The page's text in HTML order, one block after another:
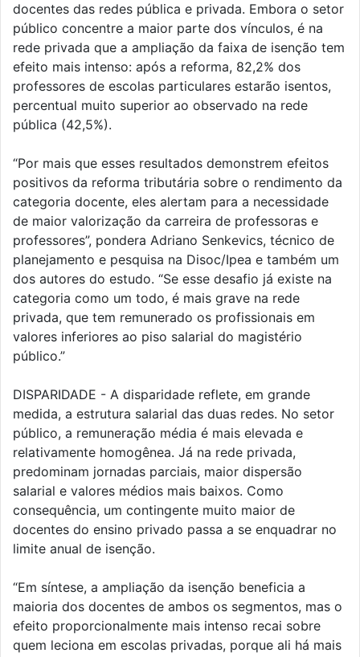
docentes das redes pública e privada. Embora o setor
público concentre a maior parte dos vínculos, é na
rede privada que a ampliação da faixa de isenção tem
efeito mais intenso: após a reforma, 82,2% dos
professores de escolas particulares estarão isentos,
percentual muito superior ao observado na rede
pública (42,5%).
“Por mais que esses resultados demonstrem efeitos
positivos da reforma tributária sobre o rendimento da
categoria docente, eles alertam para a necessidade
de maior valorização da carreira de professoras e
professores”, pondera Adriano Senkevics, técnico de
planejamento e pesquisa na Disoc/Ipea e também um
dos autores do estudo. “Se esse desafio já existe na
categoria como um todo, é mais grave na rede
privada, que tem remunerado os profissionais em
valores inferiores ao piso salarial do magistério
público.”
DISPARIDADE - A disparidade reflete, em grande
medida, a estrutura salarial das duas redes. No setor
público, a remuneração média é mais elevada e
relativamente homogênea. Já na rede privada,
predominam jornadas parciais, maior dispersão
salarial e valores médios mais baixos. Como
consequência, um contingente muito maior de
docentes do ensino privado passa a se enquadrar no
limite anual de isenção.
“Em síntese, a ampliação da isenção beneficia a
maioria dos docentes de ambos os segmentos, mas o
efeito proporcionalmente mais intenso recai sobre
quem leciona em escolas privadas, porque ali há mais